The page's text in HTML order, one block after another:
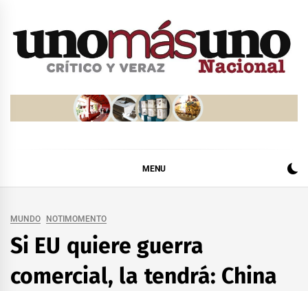
MENU
MUNDO NOTIMOMENTO
Si EU quiere guerra
comercial, la tendrá: China